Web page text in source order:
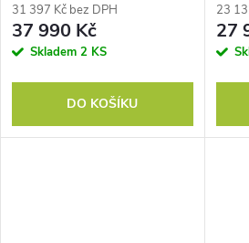
31 397 Kč bez DPH
37 990 Kč
Skladem 2 KS
DO KOŠÍKU
23
27